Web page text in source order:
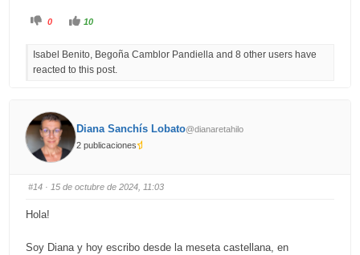
C
k
o
m
b
s
d
o
w
0
C
l
k
o
b
s
u
p
10
Isabel Benito, Begoña Camblor Pandiella and 8 other users have
reacted to this post.
Diana Sanchís Lobato@dianaretahilo
2 publicaciones
#14 · 15 de octubre de 2024, 11:03
Hola!
Soy Diana y hoy escribo desde la meseta castellana, en